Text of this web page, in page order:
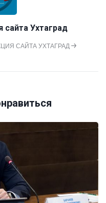
сайта Ухтаград
САЙТА УХТАГРАД